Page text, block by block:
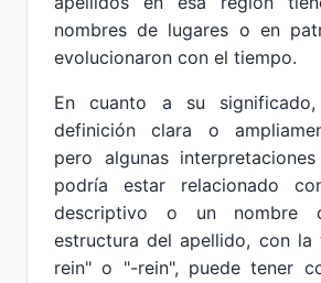
nombres de lugares o en
evolucionaron con el tiempo.
En cuanto a su
definición clara o
pero algunas
podría estar relacionado
descriptivo o un nombre
estructura del apellido, con la
rein" o "-rein", puede tener